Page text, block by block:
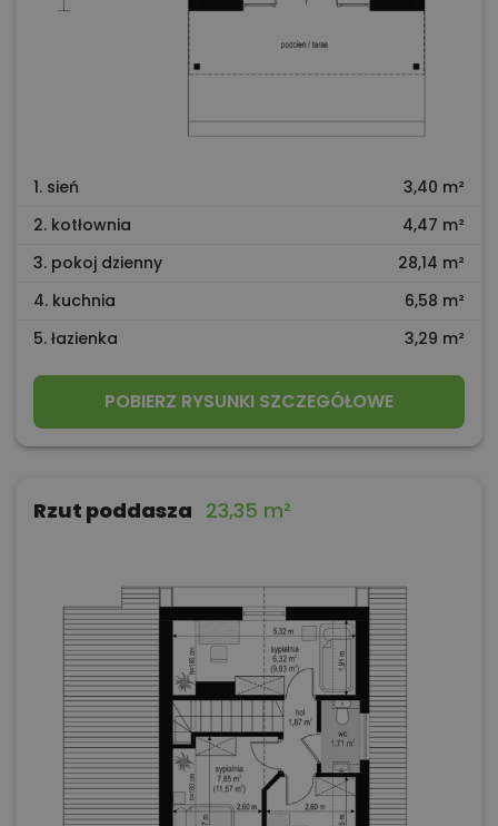
1. sień
3,40 m²
2. kotłownia
4,47 m²
3. pokoj dzienny
28,14 m²
4. kuchnia
6,58 m²
5. łazienka
3,29 m²
POBIERZ RYSUNKI SZCZEGÓŁOWE
Rzut poddasza 23,35 m²